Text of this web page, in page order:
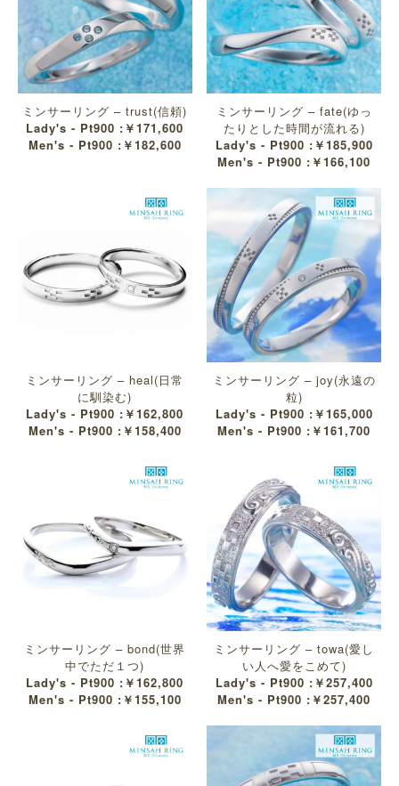
ミンサーリング – trust(信頼)
Lady's - Pt900 :￥171,600
Men's - Pt900 :￥182,600
ミンサーリング – fate(ゆっ
たりとした時間が流れる)
Lady's - Pt900 :￥185,900
Men's - Pt900 :￥166,100
ミンサーリング – heal(日常
に馴染む)
Lady's - Pt900 :￥162,800
Men's - Pt900 :￥158,400
ミンサーリング – joy(永遠の
粒)
Lady's - Pt900 :￥165,000
Men's - Pt900 :￥161,700
ミンサーリング – bond(世界
中でただ１つ)
Lady's - Pt900 :￥162,800
Men's - Pt900 :￥155,100
ミンサーリング – towa(愛し
い人へ愛をこめて)
Lady's - Pt900 :￥257,400
Men's - Pt900 :￥257,400